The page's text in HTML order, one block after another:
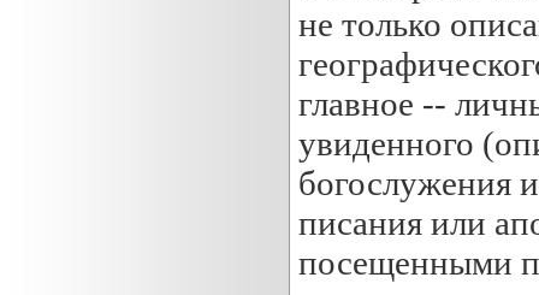
не только
главное --
увиденного
богослужения
писания или
посещенными